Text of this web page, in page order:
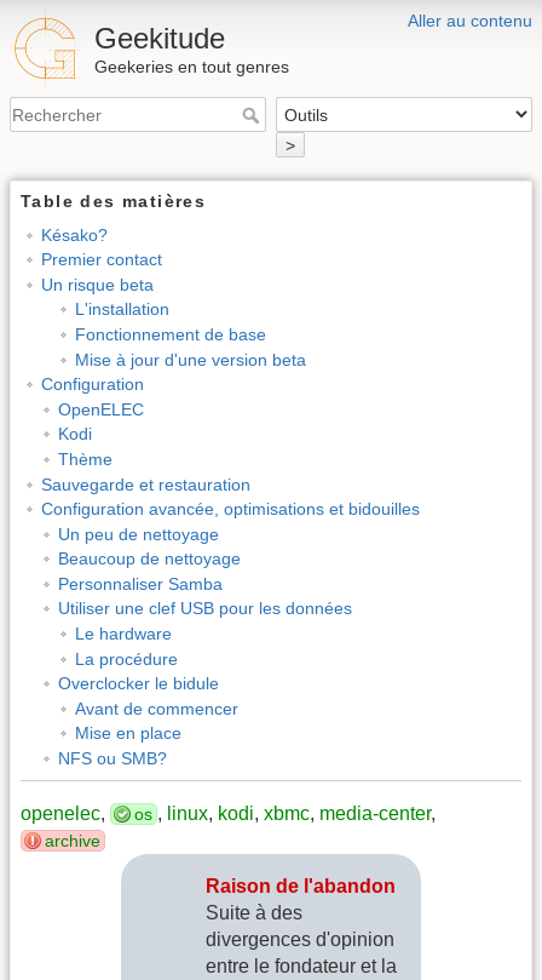
Aller au contenu
Geekitude
Geekeries en tout genres
>
Table des matières
Késako?
Premier contact
Un risque beta
L'installation
Fonctionnement de base
Mise à jour d'une version beta
Configuration
OpenELEC
Kodi
Thème
Sauvegarde et restauration
Configuration avancée, optimisations et bidouilles
Un peu de nettoyage
Beaucoup de nettoyage
Personnaliser Samba
Utiliser une clef USB pour les données
Le hardware
La procédure
Overclocker le bidule
Avant de commencer
Mise en place
NFS ou SMB?
openelec, os , linux, kodi, xbmc, media-center,
archive
Raison de l'abandon
Suite à des
divergences d'opinion
entre le fondateur et la